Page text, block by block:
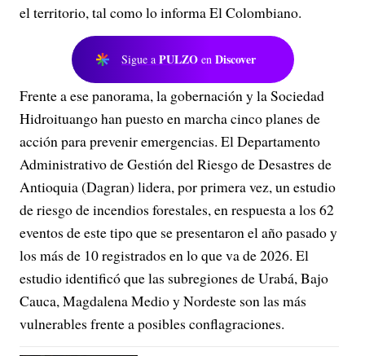
el territorio, tal como lo informa El Colombiano.
Sigue a PULZO en Discover
Frente a ese panorama, la gobernación y la Sociedad
Hidroituango han puesto en marcha cinco planes de
acción para prevenir emergencias. El Departamento
Administrativo de Gestión del Riesgo de Desastres de
Antioquia (Dagran) lidera, por primera vez, un estudio
de riesgo de incendios forestales, en respuesta a los 62
eventos de este tipo que se presentaron el año pasado y
los más de 10 registrados en lo que va de 2026. El
estudio identificó que las subregiones de Urabá, Bajo
Cauca, Magdalena Medio y Nordeste son las más
vulnerables frente a posibles conflagraciones.